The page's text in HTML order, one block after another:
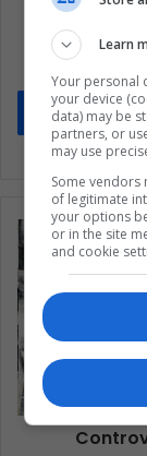
Learn
Your personal
your device
data) may be
partners, or
may use
Some
of legitimate
your options
or in the site
and cookie